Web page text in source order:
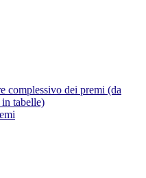
complessivo dei premi (da
tabelle)